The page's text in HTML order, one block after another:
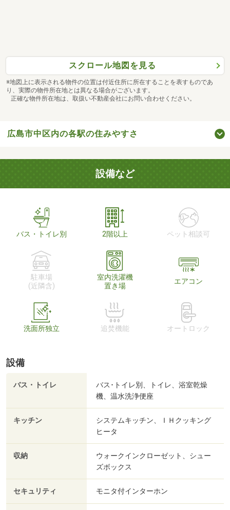
スクロール地図を見る
※地図上に表示される物件の位置は付近住所に所在することを表すものであ
り、実際の物件所在地とは異なる場合がございます。
正確な物件所在地は、取扱い不動産会社にお問い合わせください。
広島市中区内の各駅の住みやすさ
設備など
バス・トイレ別 2階以上 ペット相談可
駐車場
(近隣含)
室内洗濯機
置き場
エアコン
洗面所独立 追焚機能 オートロック
設備
バス・トイレ
バス･トイレ別、トイレ、浴室乾燥
機、温水洗浄便座
キッチン
システムキッチン、ＩＨクッキング
ヒータ
収納
ウォークインクローゼット、シュー
ズボックス
セキュリティ モニタ付インターホン